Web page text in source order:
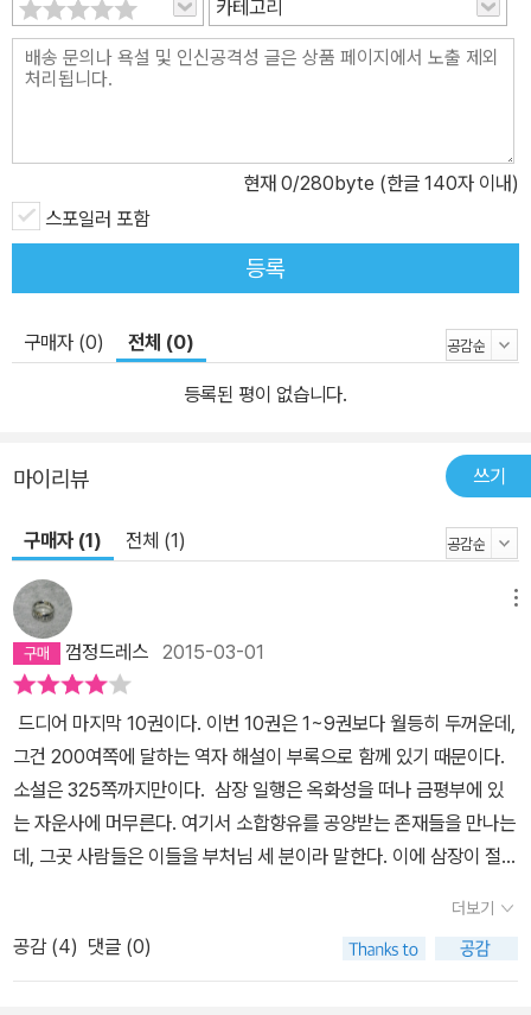
카테고리
현재 0/280byte (한글 140자 이내)
스포일러 포함
등록
구매자 (0) 전체 (0)
등록된 평이 없습니다.
마이리뷰 쓰기
구매자 (1) 전체 (1)
껌정드레스 2015-03-01
드디어 마지막 10권이다. 이번 10권은 1~9권보다 월등히 두꺼운데,
그건 200여쪽에 달하는 역자 해설이 부록으로 함께 있기 때문이다.
소설은 325쪽까지만이다. 삼장 일행은 옥화성을 떠나 금평부에 있
는 자운사에 머무른다. 여기서 소합향유를 공양받는 존재들을 만나는
데, 그곳 사람들은 이들을 부처님 세 분이라 말한다. 이에 삼장이 절하
들이었다. 손오공은 규목랑 등 네 별자리와 힘을 합쳐 요괴들을 퇴치
한다. 여기서 잠깐, 인도의 소 요괴들과 대결하는 것은 혹시 힌두교와
불교의 갈등을 의미하는 것이 아닐까? 불교 설화에 보면 힌두교와
더보기
공감 (4) 댓글 (0)